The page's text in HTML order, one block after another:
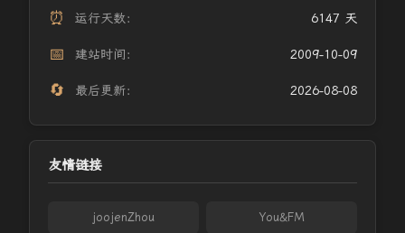
⏰ 运行天数： 6147 天
📅 建站时间： 2009-10-09
🔄 最后更新： 2026-08-08
友情链接
joojenZhou You&FM